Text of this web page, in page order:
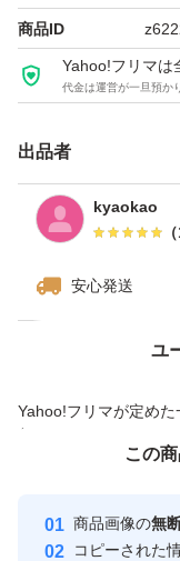
商品ID
Yahoo!フリマは
代金は運営が一旦預か
出品者
kyaokao
（
安心発送
ユ
Yahoo!フリマが定め
付与しています
安心取引出品者
価格の相談
この
商品画像の無
コピーされた
この商品をみてい